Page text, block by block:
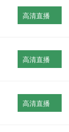
高清直播
高清直播
高清直播